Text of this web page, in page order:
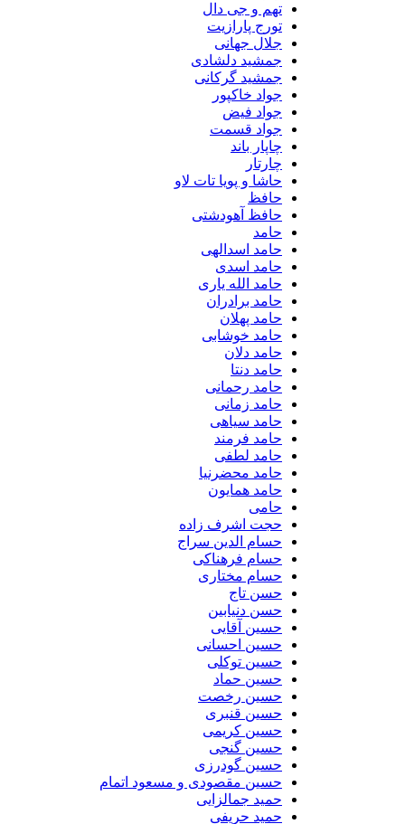
تهم و جی دال
تورج پارازیت
جلال جهانی
جمشید دلشادی
جمشید گرکانی
جواد خاکپور
جواد فیض
جواد قسمت
چاپار باند
چارتار
حاشا و پویا تات لاو
حافظ
حافظ آهودشتی
حامد
حامد اسدالهی
حامد اسدی
حامد الله یاری
حامد برادران
حامد پهلان
حامد خوشابی
حامد دلان
حامد دنتا
حامد رحمانی
حامد زمانی
حامد سیاهی
حامد فرمند
حامد لطفی
حامد محضرنیا
حامد همایون
حامی
حجت اشرف زاده
حسام الدین سراج
حسام فرهناکی
حسام مختاری
حسن تاج
حسن دنیابین
حسین آقایی
حسین احسانی
حسین توکلی
حسین حماد
حسین رخصت
حسین قنبری
حسین کریمی
حسین گنجی
حسین گودرزی
حسین مقصودی و مسعود اتمام
حمید جمالزایی
حمید حریفی